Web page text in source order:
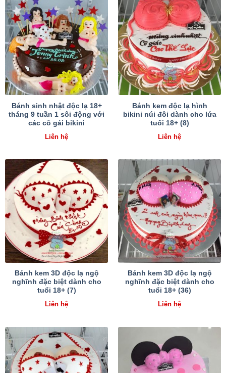
Bánh sinh nhật độc lạ 18+
tháng 9 tuần 1 sôi động với
các cô gái bikini
Liên hệ
Bánh kem độc lạ hình
bikini núi đôi dành cho lứa
tuổi 18+ (8)
Liên hệ
Bánh kem 3D độc lạ ngộ
nghĩnh đặc biệt dành cho
tuổi 18+ (7)
Liên hệ
Bánh kem 3D độc lạ ngộ
nghĩnh đặc biệt dành cho
tuổi 18+ (36)
Liên hệ